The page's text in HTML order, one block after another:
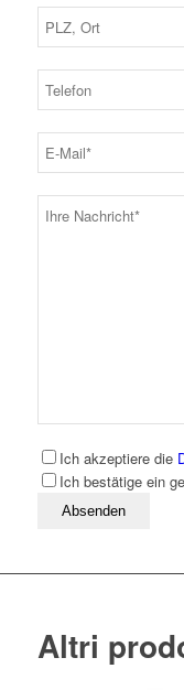
Ich akzeptiere die
Ich bestätige ein
Bitte lassen Sie dieses
Altri